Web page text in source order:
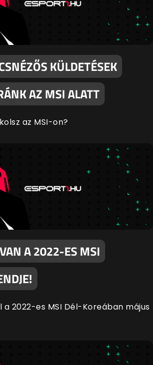
KÜLDETÉSEK
AZ MSI ALATT
az MSI-on?
A 2022-ES MSI
a 2022-es MSI Dél-Koreában május